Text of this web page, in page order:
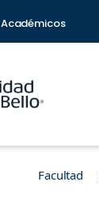
Académicos
Facultad